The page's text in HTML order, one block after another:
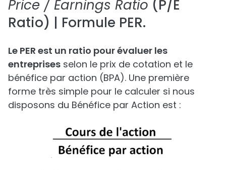
Price / Earnings Ratio (P/E
Ratio) | Formule PER.
Le PER est un ratio pour évaluer les
entreprises selon le prix de cotation et le
bénéfice par action (BPA). Une première
forme très simple pour le calculer si nous
disposons du Bénéfice par Action est :